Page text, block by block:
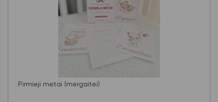
Pirmieji metai (mergaitei)